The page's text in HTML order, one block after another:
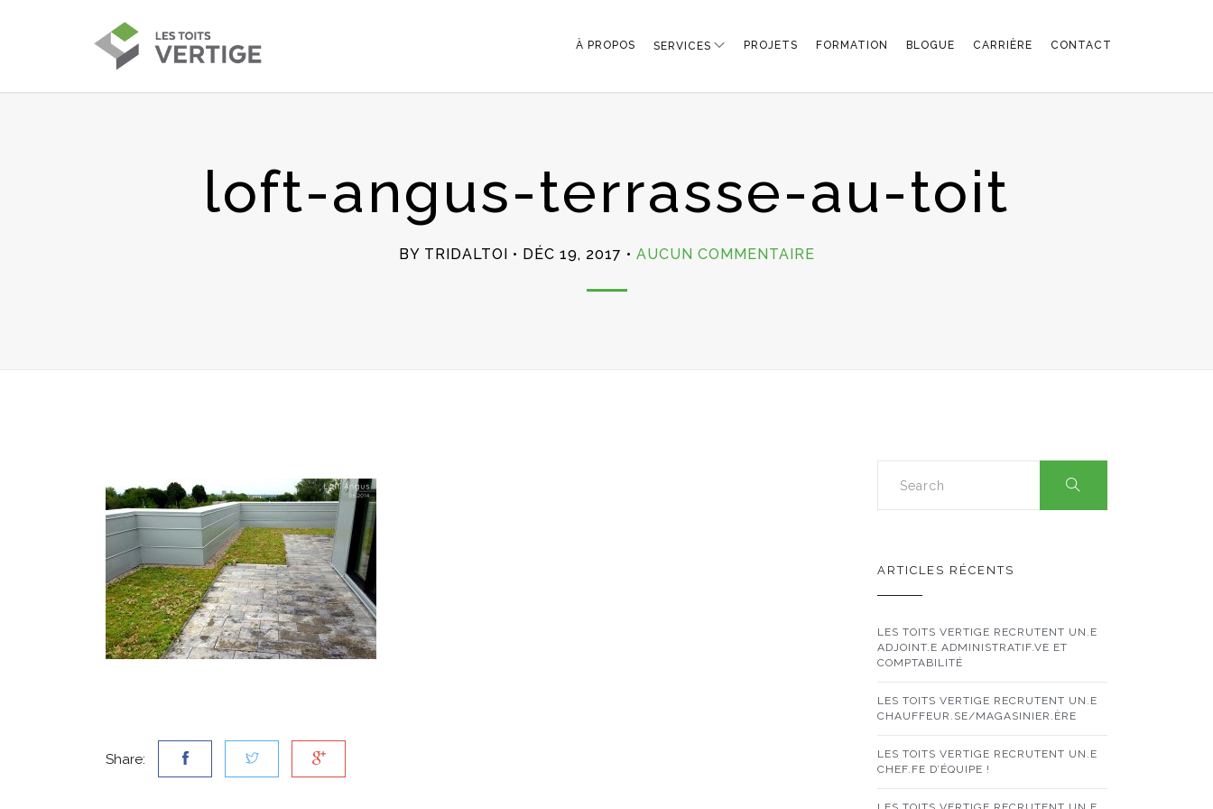
À PROPOS SERVICES PROJETS FORMATION BLOGUE CARRIÈRE CONTACT
loft-angus-terrasse-au-toit
BY TRIDALTOI DÉC 19, 2017 AUCUN COMMENTAIRESUR
Share:
ARTICLES RÉCENTS
LES TOITS VERTIGE RECRUTENT UN.E
ADJOINT.E ADMINISTRATIF.VE ET
COMPTABILITÉ
LES TOITS VERTIGE RECRUTENT UN.E
CHAUFFEUR.SE/MAGASINIER.ÈRE
LES TOITS VERTIGE RECRUTENT UN.E
CHEF.FE D’ÉQUIPE !